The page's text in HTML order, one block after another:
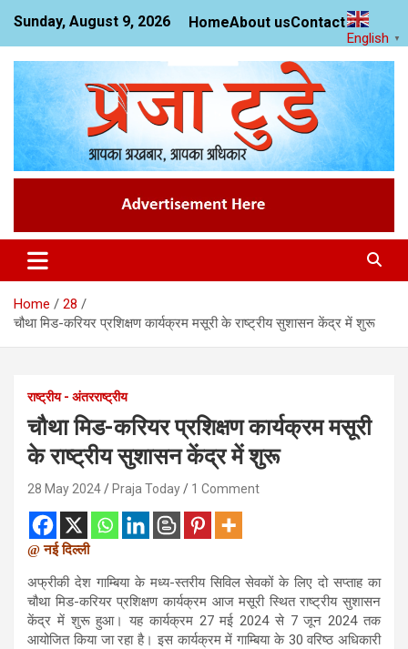
content
Sunday, August 9, 2026 HomeAbout usContact us
Praja Today
News Website
Home
28
चौथा मिड-करियर प्रशिक्षण कार्यक्रम मसूरी के राष्ट्रीय सुशासन केंद्र में शुरू
राष्ट्रीय - अंतरराष्ट्रीय
चौथा मिड-करियर प्रशिक्षण कार्यक्रम मसूरी
के राष्ट्रीय सुशासन केंद्र में शुरू
28 May 2024 Praja Today 1 Comment
@ नई दिल्ली
अफ्रीकी देश गाम्बिया के मध्य-स्तरीय सिविल सेवकों के लिए दो सप्ताह का
चौथा मिड-करियर प्रशिक्षण कार्यक्रम आज मसूरी स्थित राष्ट्रीय सुशासन
केंद्र में शुरू हुआ। यह कार्यक्रम 27 मई 2024 से 7 जून 2024 तक
आयोजित किया जा रहा है। इस कार्यक्रम में गाम्बिया के 30 वरिष्ठ अधिकारी
English ▼